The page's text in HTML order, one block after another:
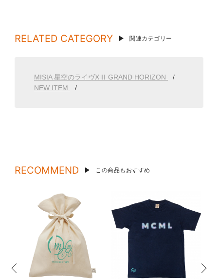
RELATED CATEGORY 関連カテゴリー
MISIA 星空のライヴXⅢ GRAND HORIZON
NEW ITEM
RECOMMEND この商品もおすすめ